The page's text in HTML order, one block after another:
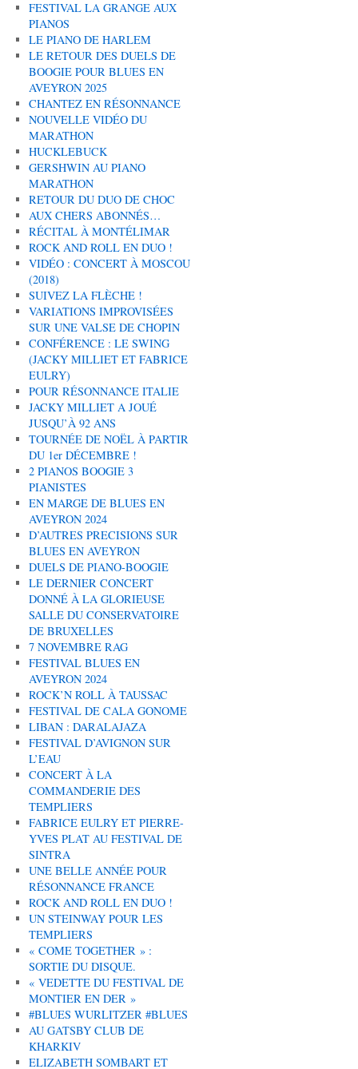
FESTIVAL LA GRANGE AUX
PIANOS
LE PIANO DE HARLEM
LE RETOUR DES DUELS DE
BOOGIE POUR BLUES EN
AVEYRON 2025
CHANTEZ EN RÉSONNANCE
NOUVELLE VIDÉO DU
MARATHON
HUCKLEBUCK
GERSHWIN AU PIANO
MARATHON
RETOUR DU DUO DE CHOC
AUX CHERS ABONNÉS…
RÉCITAL À MONTÉLIMAR
ROCK AND ROLL EN DUO !
VIDÉO : CONCERT À MOSCOU
(2018)
SUIVEZ LA FLÈCHE !
VARIATIONS IMPROVISÉES
SUR UNE VALSE DE CHOPIN
CONFÉRENCE : LE SWING
(JACKY MILLIET ET FABRICE
EULRY)
POUR RÉSONNANCE ITALIE
JACKY MILLIET A JOUÉ
JUSQU’À 92 ANS
TOURNÉE DE NOËL À PARTIR
DU 1er DÉCEMBRE !
2 PIANOS BOOGIE 3
PIANISTES
EN MARGE DE BLUES EN
AVEYRON 2024
D’AUTRES PRECISIONS SUR
BLUES EN AVEYRON
DUELS DE PIANO-BOOGIE
LE DERNIER CONCERT
DONNÉ À LA GLORIEUSE
SALLE DU CONSERVATOIRE
DE BRUXELLES
7 NOVEMBRE RAG
FESTIVAL BLUES EN
AVEYRON 2024
ROCK’N ROLL À TAUSSAC
FESTIVAL DE CALA GONOME
LIBAN : DARALAJAZA
FESTIVAL D’AVIGNON SUR
L’EAU
CONCERT À LA
COMMANDERIE DES
TEMPLIERS
FABRICE EULRY ET PIERRE-
YVES PLAT AU FESTIVAL DE
SINTRA
UNE BELLE ANNÉE POUR
RÉSONNANCE FRANCE
ROCK AND ROLL EN DUO !
UN STEINWAY POUR LES
TEMPLIERS
« COME TOGETHER » :
SORTIE DU DISQUE.
« VEDETTE DU FESTIVAL DE
MONTIER EN DER »
#BLUES WURLITZER #BLUES
AU GATSBY CLUB DE
KHARKIV
ELIZABETH SOMBART ET